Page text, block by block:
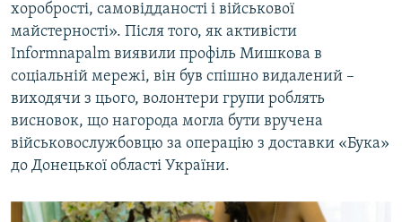
хоробрості, самовідданості і військової
майстерності». Після того, як активісти
Informnapalm виявили профіль Мишкова в
соціальній мережі, він був спішно видалений –
виходячи з цього, волонтери групи роблять
висновок, що нагорода могла бути вручена
військовослужбовцю за операцію з доставки «Бука»
до Донецької області України.